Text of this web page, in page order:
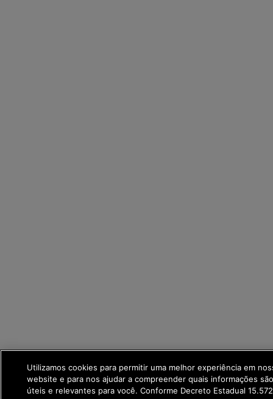
Utilizamos cookies para permitir uma melhor experiência em
website e para nos ajudar a compreender quais informações
úteis e relevantes para você. Conforme Decreto Estadual